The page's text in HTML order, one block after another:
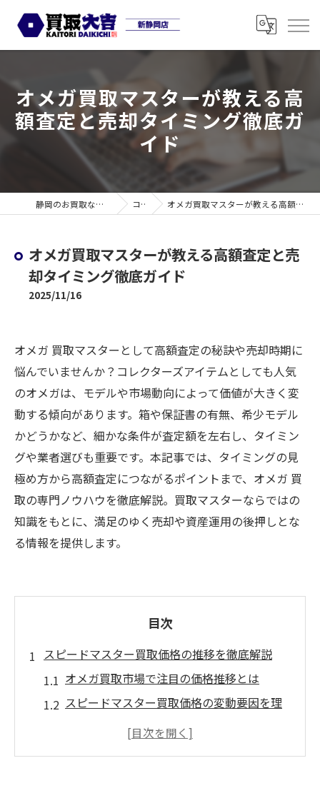
オメガ買取マスターが教える高
額査定と売却タイミング徹底ガ
イド
静岡のお買取なら買取大吉 新静岡店 コラム オメガ買取マスターが教える高額査定と売却タイミング徹底ガイド
オメガ買取マスターが教える高額査定と売
却タイミング徹底ガイド
2025/11/16
オメガ 買取マスターとして高額査定の秘訣や売却時期に
悩んでいませんか？コレクターズアイテムとしても人気
のオメガは、モデルや市場動向によって価値が大きく変
動する傾向があります。箱や保証書の有無、希少モデル
かどうかなど、細かな条件が査定額を左右し、タイミン
グや業者選びも重要です。本記事では、タイミングの見
極め方から高額査定につながるポイントまで、オメガ 買
取の専門ノウハウを徹底解説。買取マスターならではの
知識をもとに、満足のゆく売却や資産運用の後押しとな
る情報を提供します。
目次
スピードマスター買取価格の推移を徹底解説
オメガ買取市場で注目の価格推移とは
スピードマスター買取価格の変動要因を理